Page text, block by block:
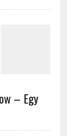
– Egy